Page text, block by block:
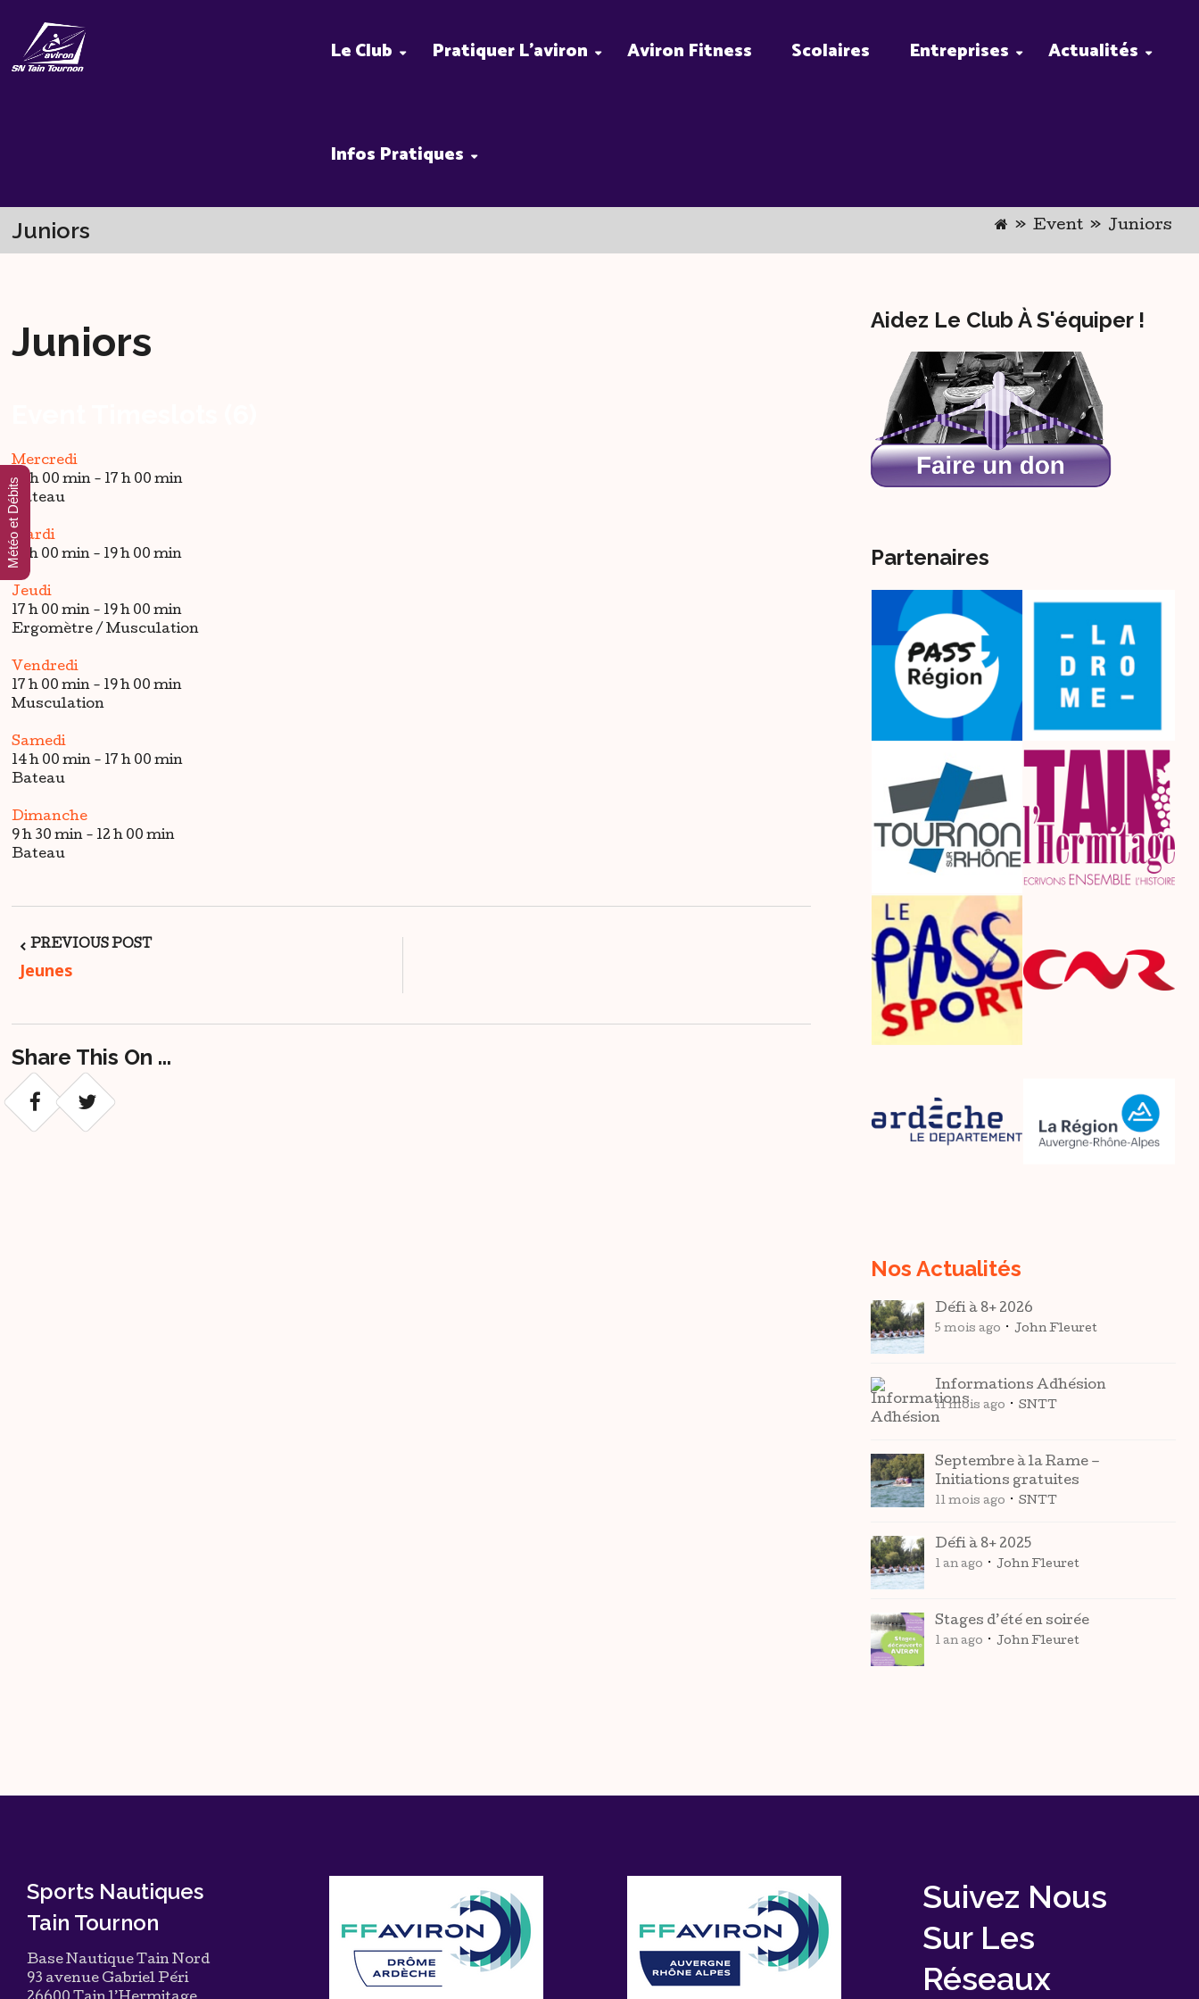
content
Le Club Pratiquer L’aviron Aviron Fitness Scolaires Entreprises Actualités
Infos Pratiques
Juniors » Event » Juniors
Juniors
Mercredi
14 h 00 min - 17 h 00 min
Bateau
Mardi
17 h 00 min - 19 h 00 min
Jeudi
17 h 00 min - 19 h 00 min
Ergomètre / Musculation
Vendredi
17 h 00 min - 19 h 00 min
Musculation
Samedi
14 h 00 min - 17 h 00 min
Bateau
Dimanche
9 h 30 min - 12 h 00 min
Bateau
Post
PREVIOUS POST
Jeunes
Share This On ...
Aidez Le Club À S'équiper !
Partenaires
Nos Actualités
Défi à 8+ 2026
5 mois ago John Fleuret
Informations Adhésion
11 mois ago SNTT
Septembre à la Rame –
Initiations gratuites
11 mois ago SNTT
Défi à 8+ 2025
1 an ago John Fleuret
Stages d’été en soirée
1 an ago John Fleuret
Sports Nautiques
Tain Tournon
Base Nautique Tain Nord
93 avenue Gabriel Péri
Suivez Nous
Sur Les
Réseaux
Météo et Débits